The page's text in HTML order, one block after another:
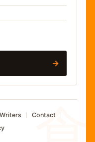
→
Contact